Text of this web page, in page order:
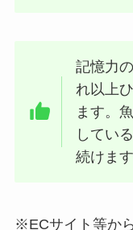
記憶力
れ以上
ます。
してい
続けます
※ECサイト等か